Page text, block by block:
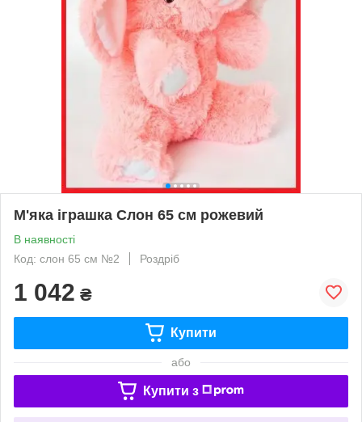
М'яка іграшка Слон 65 см рожевий
В наявності
Код: слон 65 см №2
Роздріб
1 042 ₴
Купити
або
Купити з